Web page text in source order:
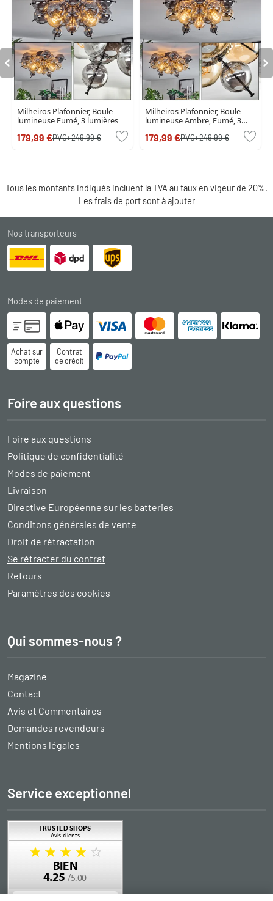
Milheiros Plafonnier, Boule
lumineuse Fumé, 3 lumières
179,99 €PVC:249,99 €
Milheiros Plafonnier, Boule
lumineuse Ambre, Fumé, 3
179,99 €PVC:249,99 €
Tous les montants indiqués incluent la TVA au taux en vigeur de 20%.
Les frais de port sont à ajouter
Nos transporteurs
Modes de paiement
Achat sur
compte
Contrat
de crédit
Foire aux questions
Foire aux questions
Politique de confidentialité
Modes de paiement
Livraison
Directive Européenne sur les batteries
Conditons générales de vente
Droit de rétractation
Se rétracter du contrat
Retours
Paramètres des cookies
Qui sommes-nous ?
Magazine
Contact
Avis et Commentaires
Demandes revendeurs
Mentions légales
Service exceptionnel